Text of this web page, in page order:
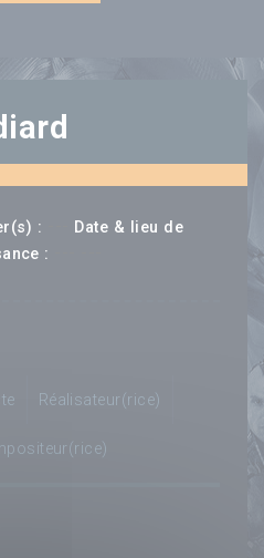
:
Date & lieu de
:
Réalisateur(rice)